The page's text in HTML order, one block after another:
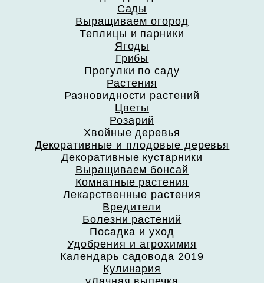
Сады
Выращиваем огород
Теплицы и парники
Ягоды
Грибы
Прогулки по саду
Растения
Разновидности растений
Цветы
Розарий
Хвойные деревья
Декоративные и плодовые деревья
Декоративные кустарники
Выращиваем бонсай
Комнатные растения
Лекарственные растения
Вредители
Болезни растений
Посадка и уход
Удобрения и агрохимия
Календарь садовода 2019
Кулинария